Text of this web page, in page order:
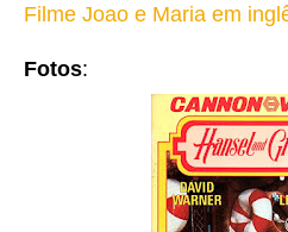
Filme Joao e Maria em
Fotos: